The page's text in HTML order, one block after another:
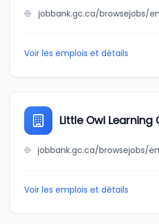
Voir les emplois et détails
Little Owl Learning
Voir les emplois et détails